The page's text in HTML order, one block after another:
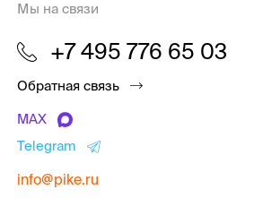
Мы на связи
+7 495 776 65 03
Обратная связь
MAX
Telegram
info@pike.ru